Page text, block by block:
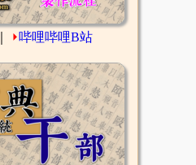
⏵哔哩哔哩B站